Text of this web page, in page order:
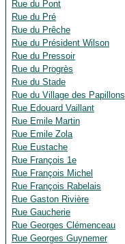
Rue du Pont
Rue du Pré
Rue du Prêche
Rue du Président Wilson
Rue du Pressoir
Rue du Progrès
Rue du Stade
Rue du Village des Papillons
Rue Edouard Vaillant
Rue Emile Martin
Rue Emile Zola
Rue Eustache
Rue François 1e
Rue François Michel
Rue François Rabelais
Rue Gaston Rivière
Rue Gaucherie
Rue Georges Clémenceau
Rue Georges Guynemer